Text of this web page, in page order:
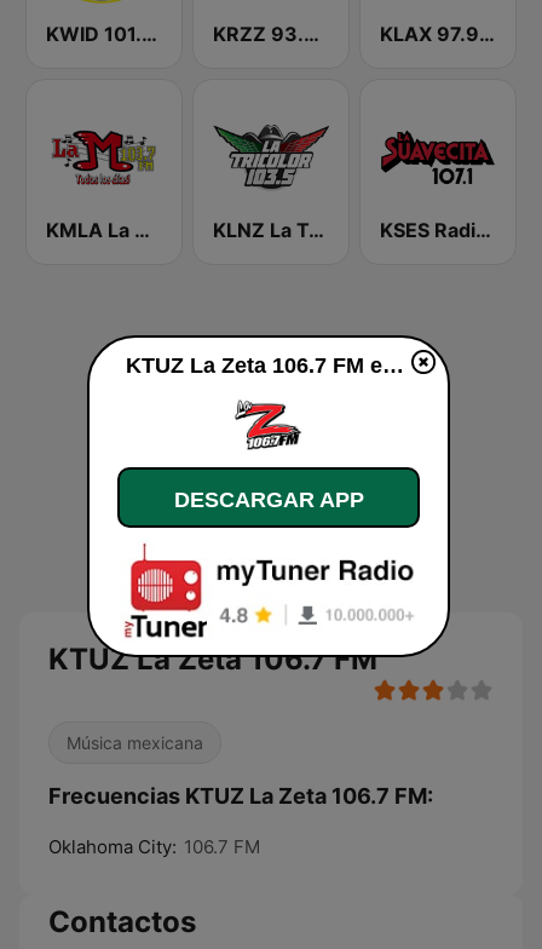
KWID 101.9 La Buena KRZZ 93.3 La Raza FM KLAX 97.9 La Raza FM
KMLA La M 103.7 FM KLNZ La Tricolor 103.5 FM KSES Radio La Suavecita 107.1
KTUZ La Zeta 106.7 FM
Música mexicana
Frecuencias KTUZ La Zeta 106.7 FM:
Oklahoma City: 106.7 FM
Contactos
KTUZ La Zeta 106.7 FM en vivo
DESCARGAR APP